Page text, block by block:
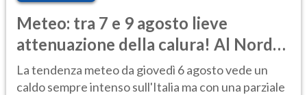
Meteo: tra 7 e 9 agosto lieve
attenuazione della calura! Al Nord
rischio temporali
La tendenza meteo da giovedì 6 agosto vede un
caldo sempre intenso sull'Italia ma con una parziale